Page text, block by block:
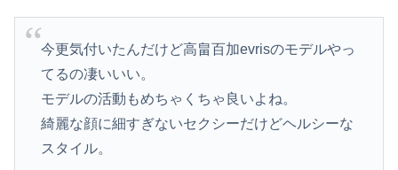
今更気付いたんだけど高畠百加evrisのモデルやっ
てるの凄いいい。
モデルの活動もめちゃくちゃ良いよね。
綺麗な顔に細すぎないセクシーだけどヘルシーな
スタイル。